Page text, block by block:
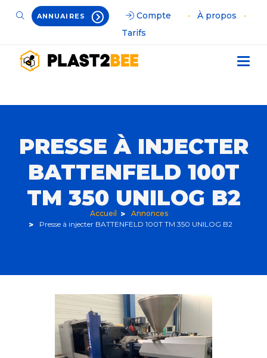
ANNUAIRES Compte • À propos
•
Tarifs
PRESSE À INJECTER
BATTENFELD 100T
TM 350 UNILOG B2
Accueil
Annonces
Presse à injecter BATTENFELD 100T TM 350 UNILOG B2